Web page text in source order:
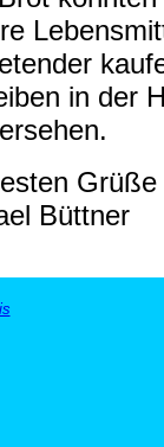
in der
Büttner